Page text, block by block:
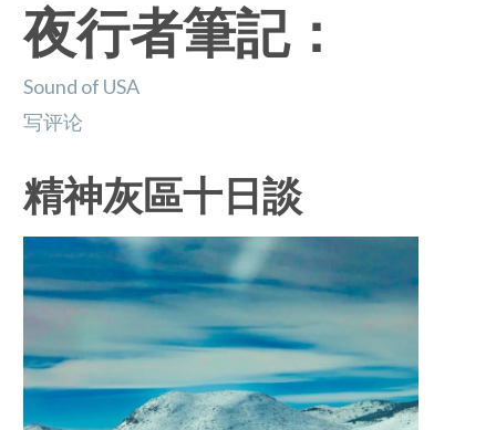
夜行者筆記：
Sound of USA
写评论
精神灰區十日談